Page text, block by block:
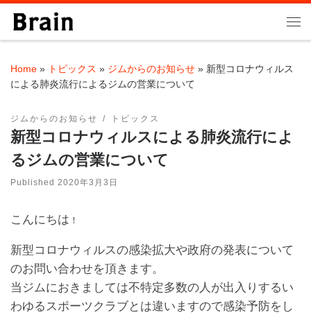
Skip to content
Home » トピックス » ジムからのお知らせ » 新型コロナウィルス
による肺炎流行によるジムの営業について
ジムからのお知らせ トピックス
新型コロナウィルスによる肺炎流行によ
るジムの営業について
Published 2020年3月3日
こんにちは ！
新型コロナウィルスの感染拡大や政府の発表について
のお問い合わせを頂きます。
当ジムにおきましては不特定多数の人が出入りするい
わゆるスポーツクラブとは違いますので感染予防をし